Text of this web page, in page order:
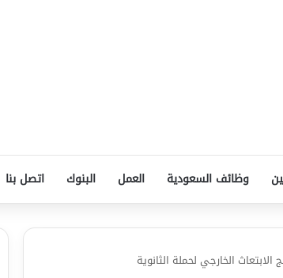
وظائف السعودية العمل البنوك اتصل بنا
الخارجي لحملة الثانوية